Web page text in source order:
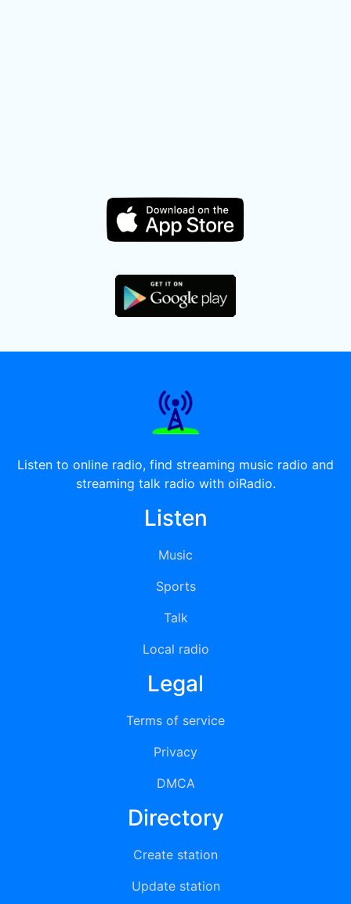
Listen to online radio, find streaming music radio and
streaming talk radio with oiRadio.
Listen
Music
Sports
Talk
Local radio
Legal
Terms of service
Privacy
DMCA
Directory
Create station
Update station